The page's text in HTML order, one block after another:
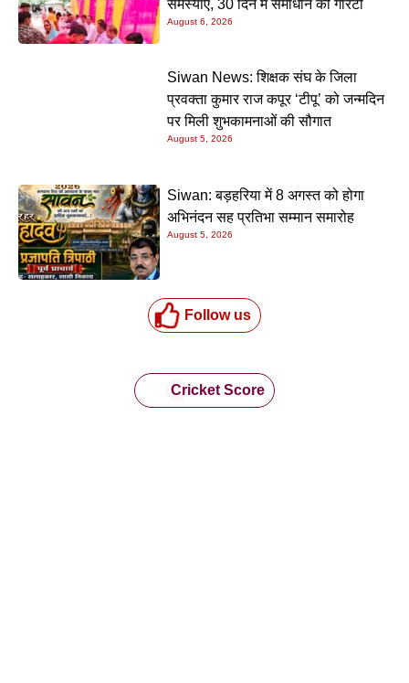
समस्याएं, 30 दिन में समाधान की गारंटी
August 6, 2026
Siwan News: शिक्षक संघ के जिला
प्रवक्ता कुमार राज कपूर ‘टीपू’ को जन्मदिन
पर मिली शुभकामनाओं की सौगात
August 5, 2026
Siwan: बड़हरिया में 8 अगस्त को होगा
अभिनंदन सह प्रतिभा सम्मान समारोह
August 5, 2026
Follow us
Cricket Score